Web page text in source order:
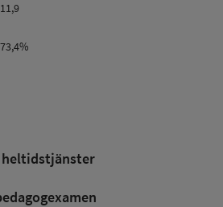
heltidstjänster